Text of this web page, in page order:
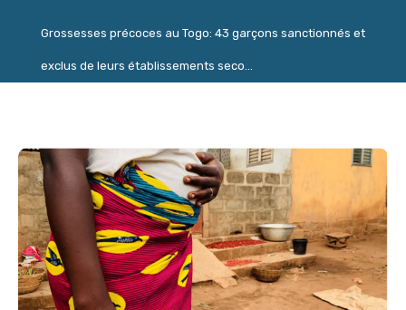
Grossesses précoces au Togo: 43 garçons sanctionnés et
exclus de leurs établissements seco...